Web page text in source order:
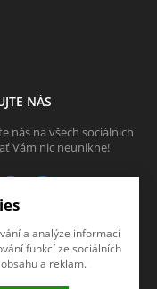
NÁS
nás na všech sociálních
Vám nic neunikne!
a analýze informací
funkcí ze sociálních
a reklam.